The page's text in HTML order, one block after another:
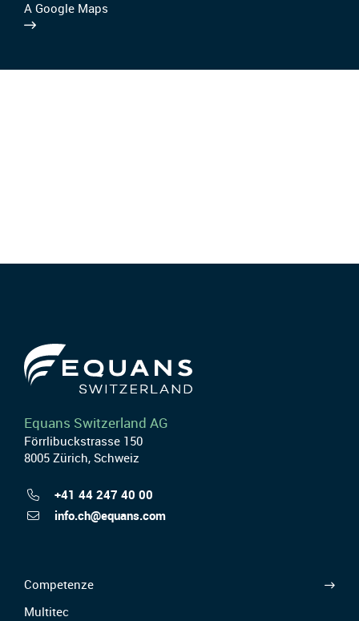
A Google Maps
Equans Switzerland AG
Förrlibuckstrasse 150
8005 Zürich, Schweiz
+41 44 247 40 00
info.ch@equans.com
Competenze
Multitec